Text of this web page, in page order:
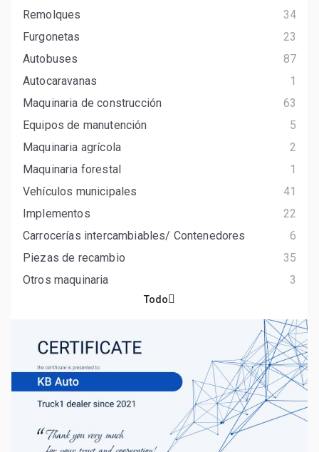
Remolques
34
Furgonetas
23
Autobuses
87
Autocaravanas
1
Maquinaria de construcción
63
Equipos de manutención
5
Maquinaria agrícola
2
Maquinaria forestal
1
Vehículos municipales
41
Implementos
22
Carrocerías intercambiables/ Contenedores
6
Piezas de recambio
35
Otros maquinaria
3
Todo